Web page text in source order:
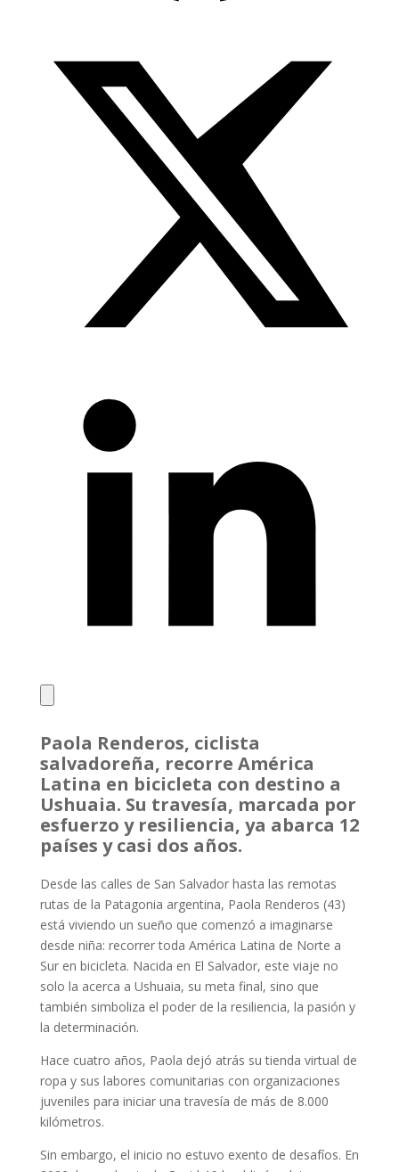
Paola Renderos, ciclista
salvadoreña, recorre América
Latina en bicicleta con destino a
Ushuaia. Su travesía, marcada por
esfuerzo y resiliencia, ya abarca 12
países y casi dos años.
Desde las calles de San Salvador hasta las remotas
rutas de la Patagonia argentina, Paola Renderos (43)
está viviendo un sueño que comenzó a imaginarse
desde niña: recorrer toda América Latina de Norte a
Sur en bicicleta. Nacida en El Salvador, este viaje no
solo la acerca a Ushuaia, su meta final, sino que
también simboliza el poder de la resiliencia, la pasión y
la determinación.
Hace cuatro años, Paola dejó atrás su tienda virtual de
ropa y sus labores comunitarias con organizaciones
juveniles para iniciar una travesía de más de 8.000
kilómetros.
Sin embargo, el inicio no estuvo exento de desafíos. En